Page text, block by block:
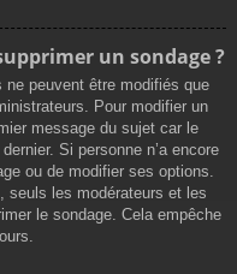
un sondage ?
peuvent être modifiés que
Pour modifier un
message du sujet car le
Si personne n’a encore
ou de modifier ses options.
seuls les modérateurs et les
le sondage. Cela empêche